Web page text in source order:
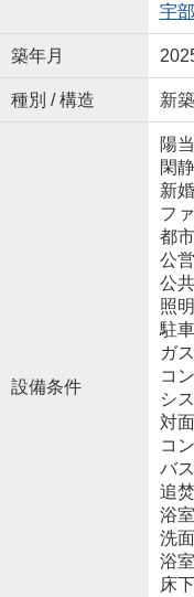
宇
築年月
種別 / 構造 新
設備条件
陽
閑
新
フ
都
公
公
照
駐
ガ
コ
シ
対
コ
バ
追
浴
洗
浴
床